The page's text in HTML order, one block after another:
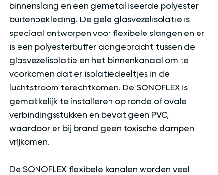
binnenslang en een gemetalliseerde polyester
buitenbekleding. De gele glasvezelisolatie is
speciaal ontworpen voor flexibele slangen en er
is een polyesterbuffer aangebracht tussen de
glasvezelisolatie en het binnenkanaal om te
voorkomen dat er isolatiedeeltjes in de
luchtstroom terechtkomen. De SONOFLEX is
gemakkelijk te installeren op ronde of ovale
verbindingsstukken en bevat geen PVC,
waardoor er bij brand geen toxische dampen
vrijkomen.
De SONOFLEX flexibele kanalen worden veel